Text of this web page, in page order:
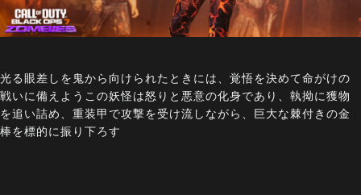
光る眼差しを鬼から向けられたときには、覚悟を決めて命がけの
戦いに備えようこの妖怪は怒りと悪意の化身であり、執拗に獲物
を追い詰め、重装甲で攻撃を受け流しながら、巨大な棘付きの金
棒を標的に振り下ろす